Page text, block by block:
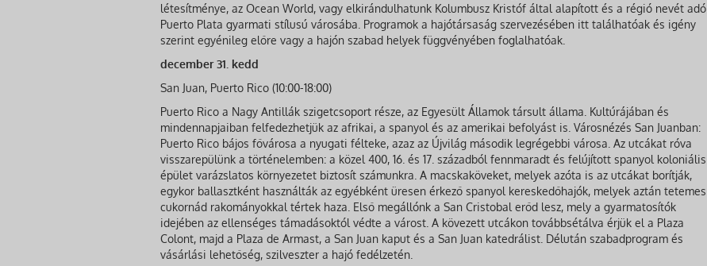
létesítménye, az Ocean World, vagy elkirándulhatunk Kolumbusz Kristóf által alapított és a régió nevét adó
Puerto Plata gyarmati stílusú városába. Programok a hajótársaság szervezésében itt találhatóak és igény
szerint egyénileg előre vagy a hajón szabad helyek függvényében foglalhatóak.
december 31. kedd
San Juan, Puerto Rico (10:00-18:00)
Puerto Rico a Nagy Antillák szigetcsoport része, az Egyesült Államok társult állama. Kultúrájában és
mindennapjaiban felfedezhetjük az afrikai, a spanyol és az amerikai befolyást is. Városnézés San Juanban:
Puerto Rico bájos fővárosa a nyugati félteke, azaz az Újvilág második legrégebbi városa. Az utcákat róva
visszarepülünk a történelemben: a közel 400, 16. és 17. századból fennmaradt és felújított spanyol koloniális
épület varázslatos környezetet biztosít számunkra. A macskaköveket, melyek azóta is az utcákat borítják,
egykor ballasztként használták az egyébként üresen érkező spanyol kereskedőhajók, melyek aztán tetemes
cukornád rakományokkal tértek haza. Első megállónk a San Cristobal erőd lesz, mely a gyarmatosítók
idejében az ellenséges támadásoktól védte a várost. A kövezett utcákon továbbsétálva érjük el a Plaza
Colont, majd a Plaza de Armast, a San Juan kaput és a San Juan katedrálist. Délután szabadprogram és
vásárlási lehetőség, szilveszter a hajó fedélzetén.